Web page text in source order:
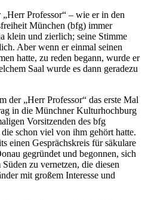
Professor“ – wie er in den
München (bfg) immer
klein und zierlich; seine Stimme
Aber wenn er einmal seinen
hatte, zu reden begann, wurde er
Saal wurde es dann geradezu
der „Herr Professor“ das erste Mal
in die Münchner Kulturhochburg
Vorsitzenden des bfg
schon viel von ihm gehört hatte.
einen Gesprächskreis für säkulare
gegründet und begonnen, sich
zu vernetzen, die diesen
mit großem Interesse und